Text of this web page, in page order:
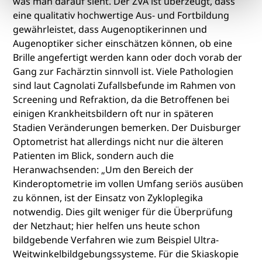
eine qualitativ hochwertige Aus- und Fortbildung
gewährleistet, dass Augenoptikerinnen und
Augenoptiker sicher einschätzen können, ob eine
Brille angefertigt werden kann oder doch vorab der
Gang zur Fachärztin sinnvoll ist. Viele Pathologien
sind laut Cagnolati Zufallsbefunde im Rahmen von
Screening und Refraktion, da die Betroffenen bei
einigen Krankheitsbildern oft nur in späteren
Stadien Veränderungen bemerken. Der Duisburger
Optometrist hat allerdings nicht nur die älteren
Patienten im Blick, sondern auch die
Heranwachsenden: „Um den Bereich der
Kinderoptometrie im vollen Umfang seriös ausüben
zu können, ist der Einsatz von Zykloplegika
notwendig. Dies gilt weniger für die Überprüfung
der Netzhaut; hier helfen uns heute schon
bildgebende Verfahren wie zum Beispiel Ultra-
Weitwinkelbildgebungssysteme. Für die Skiaskopie